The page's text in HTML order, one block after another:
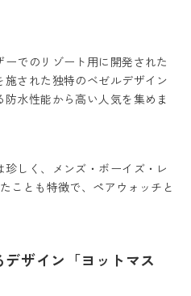
でのリゾート用に開発された
された独特のベゼルデザイン
水性能から高い人気を集めま
しく、メンズ・ボーイズ・レ
ことも特徴で、ペアウォッチと
ザイン「ヨットマス